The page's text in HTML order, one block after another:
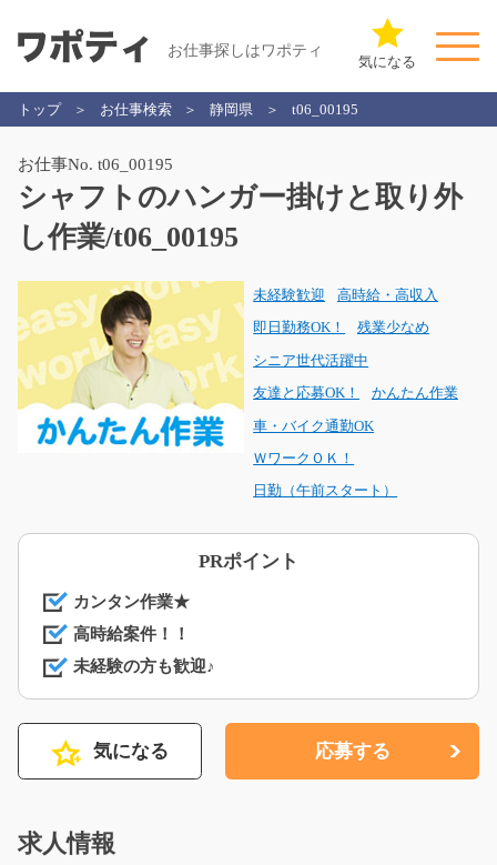
お仕事探しはワポティ
気になる
トップ お仕事検索 静岡県 t06_00195
お仕事No. t06_00195
シャフトのハンガー掛けと取り外
し作業/t06_00195
未経験歓迎 高時給・高収入
即日勤務OK！ 残業少なめ
シニア世代活躍中
友達と応募OK！ かんたん作業
車・バイク通勤OK
ＷワークＯＫ！
日勤（午前スタート）
PRポイント
カンタン作業★
高時給案件！！
未経験の方も歓迎♪
気になる 応募する
求人情報